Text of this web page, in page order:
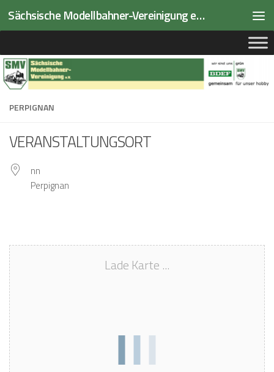
Zum Inhalt springen Sächsische Modellbahner-Vereinigung e.V.
PERPIGNAN
VERANSTALTUNGSORT
nn
Perpignan
Lade Karte ...